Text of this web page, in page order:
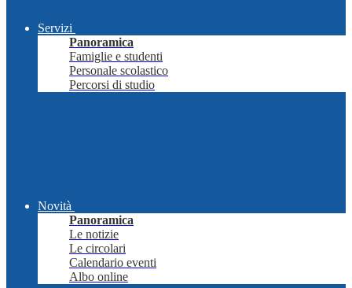
Servizi
Panoramica
Famiglie e studenti
Personale scolastico
Percorsi di studio
Novità
Panoramica
Le notizie
Le circolari
Calendario eventi
Albo online